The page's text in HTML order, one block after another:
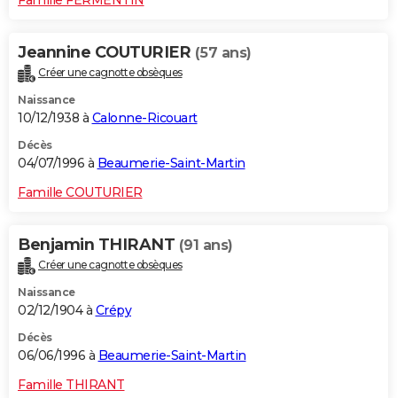
Jeannine COUTURIER (57 ans)
Créer une cagnotte obsèques
Naissance
10/12/1938 à Calonne-Ricouart
Décès
04/07/1996 à Beaumerie-Saint-Martin
Famille COUTURIER
Benjamin THIRANT (91 ans)
Créer une cagnotte obsèques
Naissance
02/12/1904 à Crépy
Décès
06/06/1996 à Beaumerie-Saint-Martin
Famille THIRANT